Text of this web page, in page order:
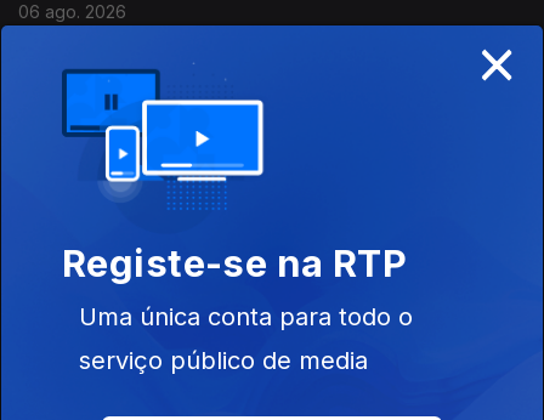
06 ago. 2026
23h Ponte 25 de abril com espetáculo de
drones
05 ago. 2026
22h Houve 3 detenções na operação SkyDrop
05 ago. 2026
×
Registe-se na RTP
Uma única conta para todo o
serviço público de media